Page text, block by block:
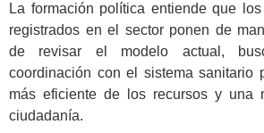
La formación política entiende que
registrados en el sector ponen de
de revisar el modelo actual,
coordinación con el sistema sanitario
más eficiente de los recursos y una
ciudadanía.